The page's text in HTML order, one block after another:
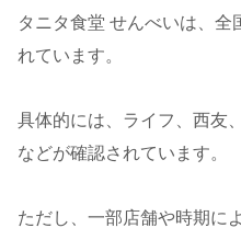
タニタ食堂 せんべいは、
れています。
具体的には、ライフ、西友
などが確認されています。
ただし、一部店舗や時期に